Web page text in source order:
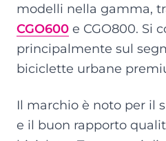
modelli nella gamma,
CGO600 e CGO800. Si
principalmente sul
biciclette urbane
Il marchio è noto per il
e il buon rapporto